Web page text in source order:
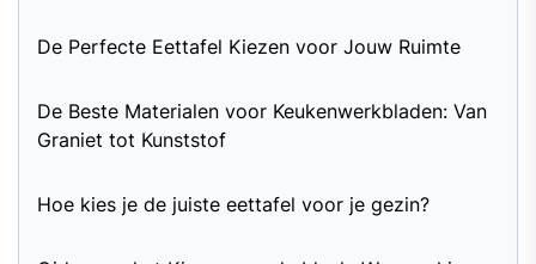
De Perfecte Eettafel Kiezen voor Jouw Ruimte
De Beste Materialen voor Keukenwerkbladen: Van
Graniet tot Kunststof
Hoe kies je de juiste eettafel voor je gezin?